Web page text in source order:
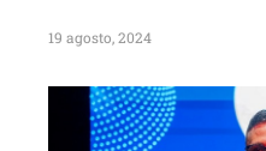
19 agosto, 2024